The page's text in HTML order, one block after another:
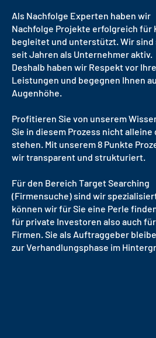
Als Nachfolge Experten haben wir
Nachfolge Projekte erfolgreich für
begleitet und unterstützt. Wir sind
seit Jahren als Unternehmer aktiv.
Deshalb haben wir Respekt vor
Leistungen und begegnen Ihnen
Augenhöhe.
Profitieren Sie von unserem
Sie in diesem Prozess nicht alleine
stehen. Mit unserem 8 Punkte
wir transparent und strukturiert.
Für den Bereich Target Searching
(Firmensuche) sind wir
können wir für Sie eine Perle
für private Investoren also auch für
Firmen. Sie als Auftraggeber
zur Verhandlungsphase im